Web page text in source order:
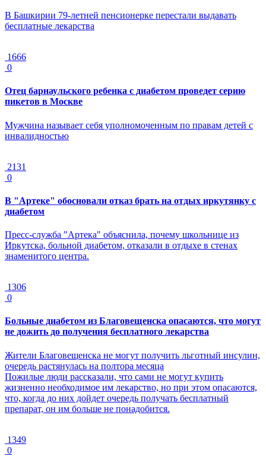
В Башкирии 79-летней пенсионерке перестали выдавать
бесплатные лекарства
1666
0
Отец барнаульского ребенка с диабетом проведет серию
пикетов в Москве
Мужчина называет себя уполномоченным по правам детей с
инвалидностью
2131
0
В "Артеке" обосновали отказ брать на отдых иркутянку с
диабетом
Пресс-служба "Артека" объяснила, почему школьнице из
Иркутска, больной диабетом, отказали в отдыхе в стенах
знаменитого центра.
1306
0
Больные диабетом из Благовещенска опасаются, что могут
не дожить до получения бесплатного лекарства
Жители Благовещенска не могут получить льготный инсулин,
очередь растянулась на полтора месяца
Пожилые люди рассказали, что сами не могут купить
жизненно необходимое им лекарство, но при этом опасаются,
что, когда до них дойдет очередь получать бесплатный
препарат, он им больше не понадобится.
1349
0